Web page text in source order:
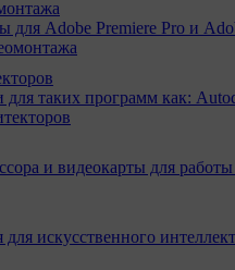
для Adobe Premiere Pro и
для таких программ как:
и видеокарты для
искусственного